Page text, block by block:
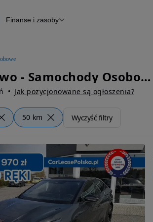
Otomoto News
Finanse i zasoby
Błądzikowo - Samochody Osobowe
Jak pozycjonowane są ogłoszenia?
50 km Wyczyść filtry